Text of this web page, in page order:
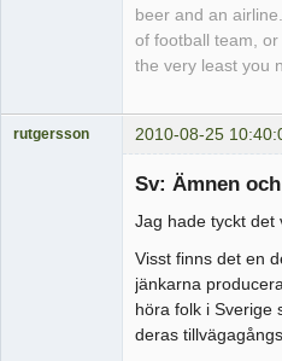
beer and an
of football team,
the very least you
rutgersson 2010-08-25
Sv: Ämnen
Jag hade tyckt det
Visst finns det en
jänkarna
höra folk i Sverige
deras